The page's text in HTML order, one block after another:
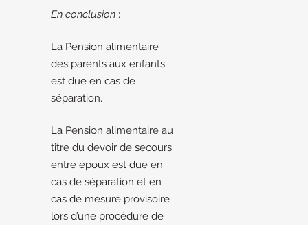
En conclusion :
La Pension alimentaire
des parents aux enfants
est due en cas de
séparation.
La Pension alimentaire au
titre du devoir de secours
entre époux est due en
cas de séparation et en
cas de mesure provisoire
lors d’une procédure de